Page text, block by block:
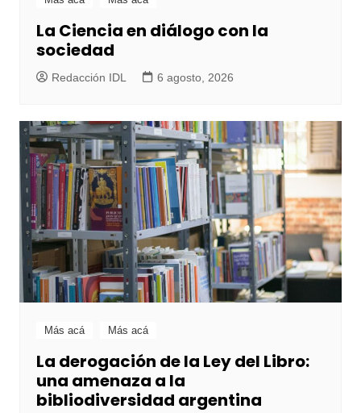
La Ciencia en diálogo con la
sociedad
Redacción IDL 6 agosto, 2026
Más acá Más acá
La derogación de la Ley del Libro:
una amenaza a la
bibliodiversidad argentina